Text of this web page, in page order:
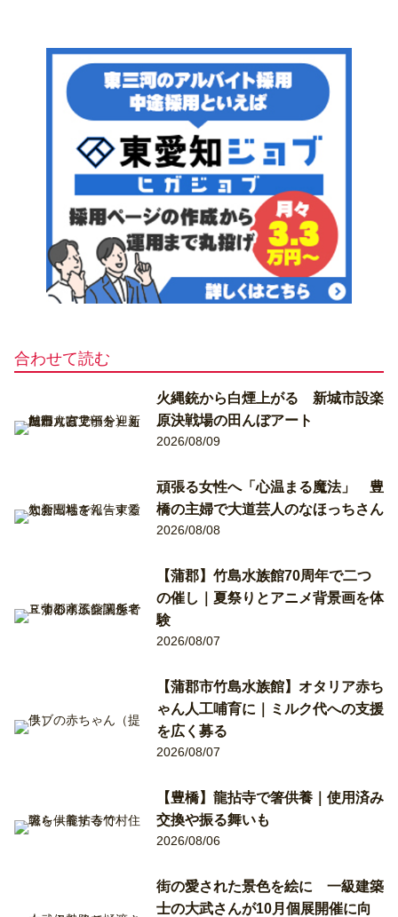
合わせて読む
火縄銃から白煙上がる 新城市設楽
原決戦場の田んぼアート
2026/08/09
頑張る女性へ「心温まる魔法」 豊
橋の主婦で大道芸人のなほっちさん
2026/08/08
【蒲郡】竹島水族館70周年で二つ
の催し｜夏祭りとアニメ背景画を体
験
2026/08/07
【蒲郡市竹島水族館】オタリア赤ち
ゃん人工哺育に｜ミルク代への支援
を広く募る
2026/08/07
【豊橋】龍拈寺で箸供養｜使用済み
交換や振る舞いも
2026/08/06
街の愛された景色を絵に 一級建築
士の大武さんが10月個展開催に向